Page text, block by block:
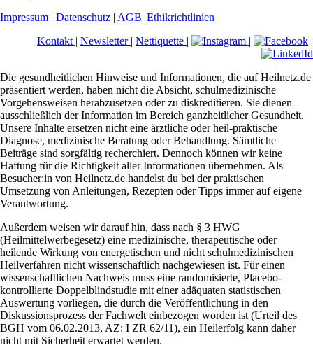
Impressum | Datenschutz | AGB| Ethikrichtlinien
Kontakt | Newsletter | Nettiquette | | |
Die gesundheitlichen Hinweise und Informationen, die auf Heilnetz.de
präsentiert werden, haben nicht die Absicht, schulmedizinische
Vorgehensweisen herabzusetzen oder zu diskreditieren. Sie dienen
ausschließlich der Information im Bereich ganzheitlicher Gesundheit.
Unsere Inhalte ersetzen nicht eine ärztliche oder heil-praktische
Diagnose, medizinische Beratung oder Behandlung. Sämtliche
Beiträge sind sorgfältig recherchiert. Dennoch können wir keine
Haftung für die Richtigkeit aller Informationen übernehmen. Als
Besucher:in von Heilnetz.de handelst du bei der praktischen
Umsetzung von Anleitungen, Rezepten oder Tipps immer auf eigene
Verantwortung.
Außerdem weisen wir darauf hin, dass nach § 3 HWG
(Heilmittelwerbegesetz) eine medizinische, therapeutische oder
heilende Wirkung von energetischen und nicht schulmedizinischen
Heilverfahren nicht wissenschaftlich nachgewiesen ist. Für einen
wissenschaftlichen Nachweis muss eine randomisierte, Placebo-
kontrollierte Doppelblindstudie mit einer adäquaten statistischen
Auswertung vorliegen, die durch die Veröffentlichung in den
Diskussionsprozess der Fachwelt einbezogen worden ist (Urteil des
BGH vom 06.02.2013, AZ: I ZR 62/11), ein Heilerfolg kann daher
nicht mit Sicherheit erwartet werden.